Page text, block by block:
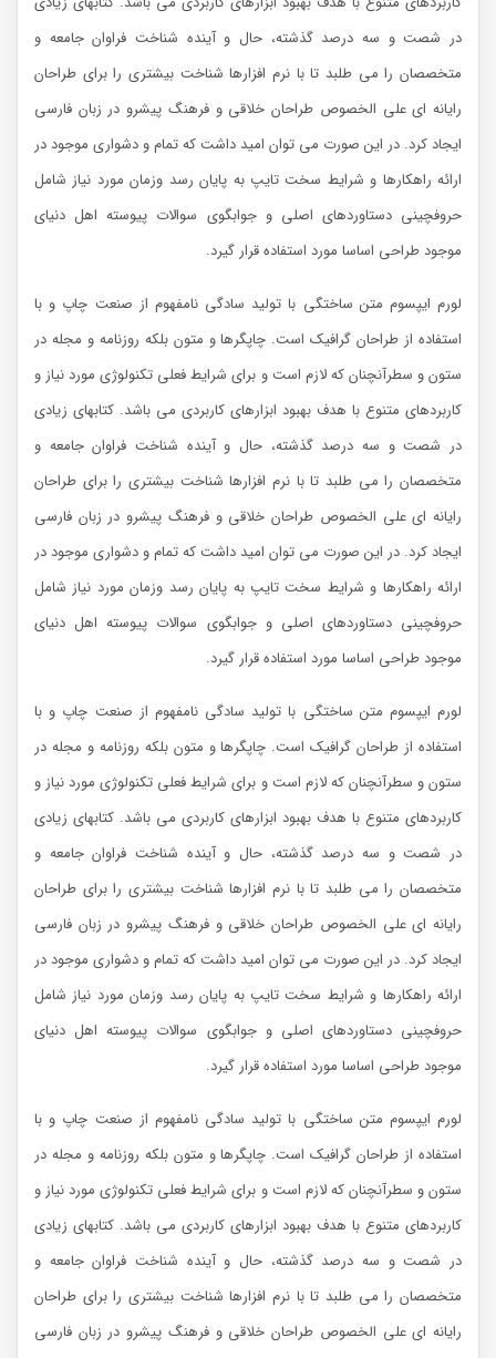
در شصت و سه درصد گذشته، حال و آینده شناخت فراوان جامعه و
متخصصان را می طلبد تا با نرم افزارها شناخت بیشتری را برای طراحان
رایانه ای علی الخصوص طراحان خلاقی و فرهنگ پیشرو در زبان فارسی
ایجاد کرد. در این صورت می توان امید داشت که تمام و دشواری موجود در
ارائه راهکارها و شرایط سخت تایپ به پایان رسد وزمان مورد نیاز شامل
حروفچینی دستاوردهای اصلی و جوابگوی سوالات پیوسته اهل دنیای
موجود طراحی اساسا مورد استفاده قرار گیرد.
لورم ایپسوم متن ساختگی با تولید سادگی نامفهوم از صنعت چاپ و با
استفاده از طراحان گرافیک است. چاپگرها و متون بلکه روزنامه و مجله در
ستون و سطرآنچنان که لازم است و برای شرایط فعلی تکنولوژی مورد نیاز و
کاربردهای متنوع با هدف بهبود ابزارهای کاربردی می باشد. کتابهای زیادی
در شصت و سه درصد گذشته، حال و آینده شناخت فراوان جامعه و
متخصصان را می طلبد تا با نرم افزارها شناخت بیشتری را برای طراحان
رایانه ای علی الخصوص طراحان خلاقی و فرهنگ پیشرو در زبان فارسی
ایجاد کرد. در این صورت می توان امید داشت که تمام و دشواری موجود در
ارائه راهکارها و شرایط سخت تایپ به پایان رسد وزمان مورد نیاز شامل
حروفچینی دستاوردهای اصلی و جوابگوی سوالات پیوسته اهل دنیای
موجود طراحی اساسا مورد استفاده قرار گیرد.
لورم ایپسوم متن ساختگی با تولید سادگی نامفهوم از صنعت چاپ و با
استفاده از طراحان گرافیک است. چاپگرها و متون بلکه روزنامه و مجله در
ستون و سطرآنچنان که لازم است و برای شرایط فعلی تکنولوژی مورد نیاز و
کاربردهای متنوع با هدف بهبود ابزارهای کاربردی می باشد. کتابهای زیادی
در شصت و سه درصد گذشته، حال و آینده شناخت فراوان جامعه و
متخصصان را می طلبد تا با نرم افزارها شناخت بیشتری را برای طراحان
رایانه ای علی الخصوص طراحان خلاقی و فرهنگ پیشرو در زبان فارسی
ایجاد کرد. در این صورت می توان امید داشت که تمام و دشواری موجود در
ارائه راهکارها و شرایط سخت تایپ به پایان رسد وزمان مورد نیاز شامل
حروفچینی دستاوردهای اصلی و جوابگوی سوالات پیوسته اهل دنیای
موجود طراحی اساسا مورد استفاده قرار گیرد.
لورم ایپسوم متن ساختگی با تولید سادگی نامفهوم از صنعت چاپ و با
استفاده از طراحان گرافیک است. چاپگرها و متون بلکه روزنامه و مجله در
ستون و سطرآنچنان که لازم است و برای شرایط فعلی تکنولوژی مورد نیاز و
کاربردهای متنوع با هدف بهبود ابزارهای کاربردی می باشد. کتابهای زیادی
در شصت و سه درصد گذشته، حال و آینده شناخت فراوان جامعه و
متخصصان را می طلبد تا با نرم افزارها شناخت بیشتری را برای طراحان
رایانه ای علی الخصوص طراحان خلاقی و فرهنگ پیشرو در زبان فارسی